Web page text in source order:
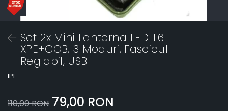
Set 2x Mini Lanterna LED T6
XPE+COB, 3 Moduri, Fascicul
Reglabil, USB
IPF
110,00 RON 79,00 RON